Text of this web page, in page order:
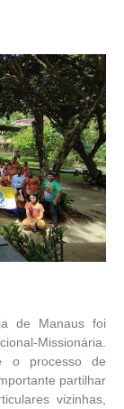
de Manaus foi
Missionária.
o processo de
partilhar
vizinhas,